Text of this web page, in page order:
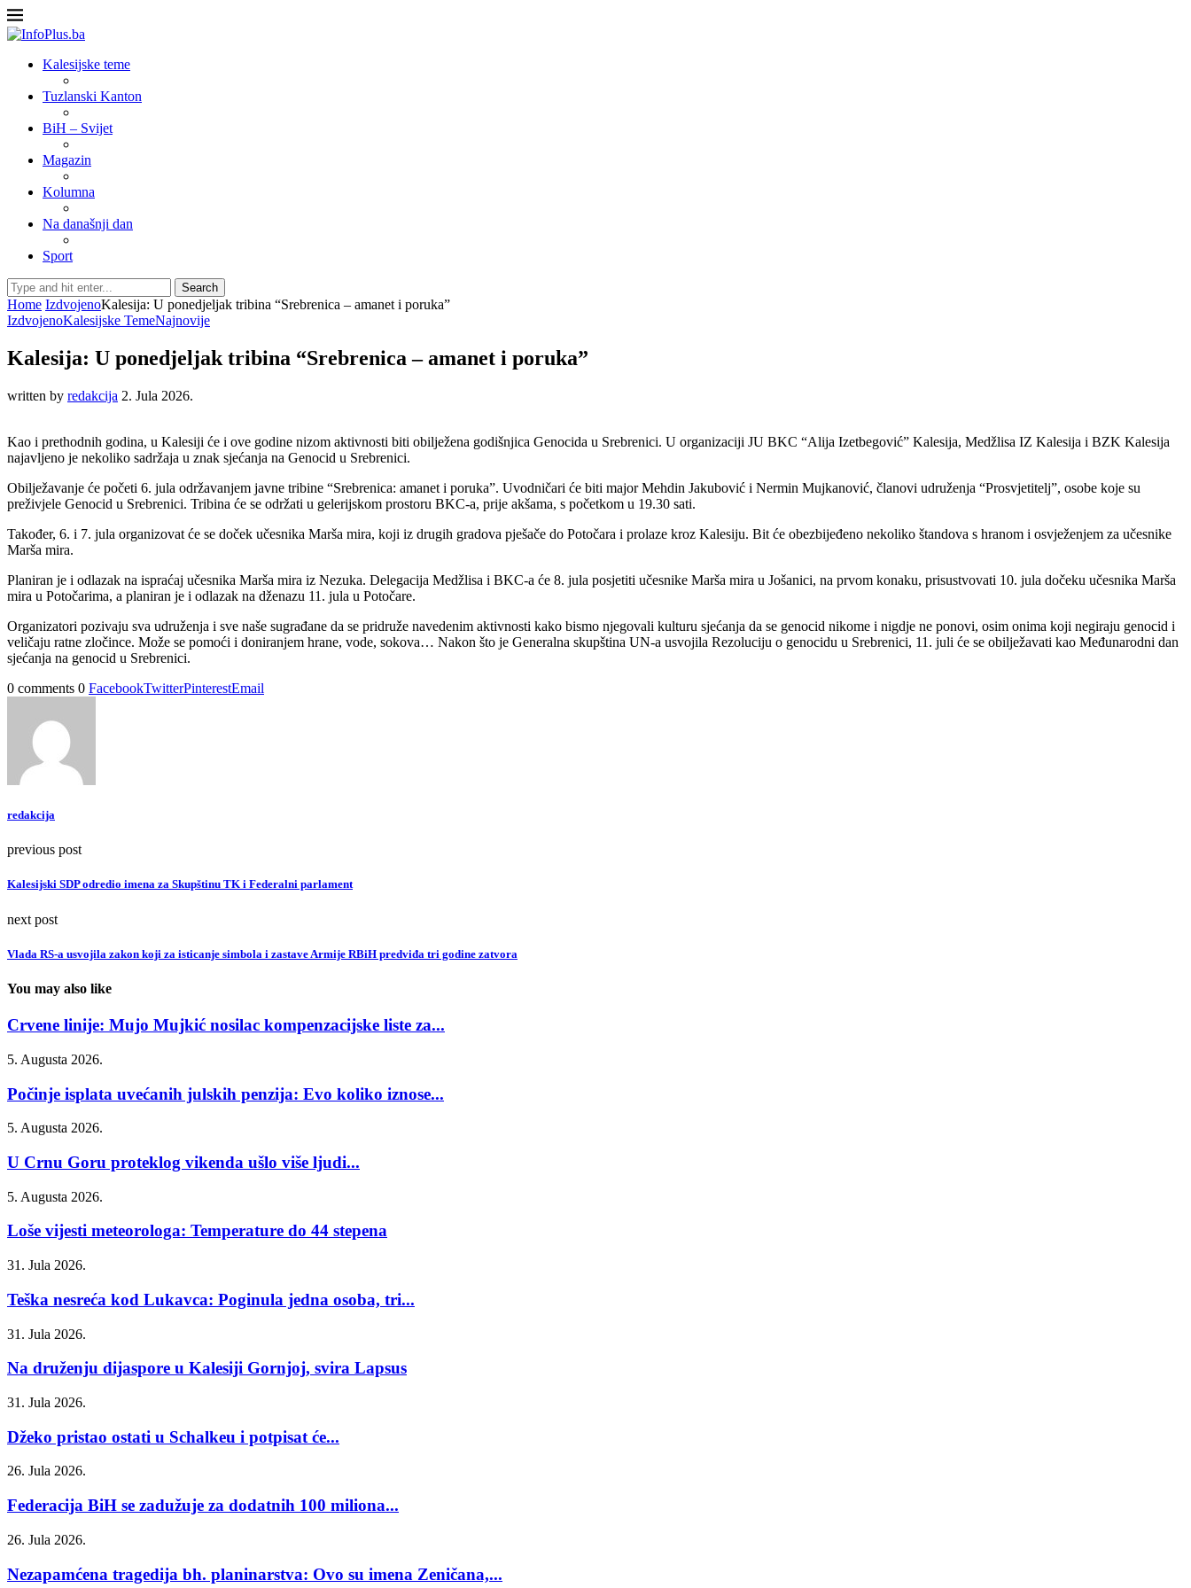
Kalesijske teme
Tuzlanski Kanton
BiH – Svijet
Magazin
Kolumna
Na današnji dan
Sport
Search
Home IzdvojenoKalesija: U ponedjeljak tribina “Srebrenica – amanet i poruka”
IzdvojenoKalesijske TemeNajnovije
Kalesija: U ponedjeljak tribina “Srebrenica – amanet i poruka”
written by redakcija 2. Jula 2026.
Kao i prethodnih godina, u Kalesiji će i ove godine nizom aktivnosti biti obilježena godišnjica Genocida u Srebrenici. U organizaciji JU BKC “Alija Izetbegović” Kalesija, Medžlisa IZ Kalesija i BZK Kalesija
najavljeno je nekoliko sadržaja u znak sjećanja na Genocid u Srebrenici.
Obilježavanje će početi 6. jula održavanjem javne tribine “Srebrenica: amanet i poruka”. Uvodničari će biti major Mehdin Jakubović i Nermin Mujkanović, članovi udruženja “Prosvjetitelj”, osobe koje su
preživjele Genocid u Srebrenici. Tribina će se održati u gelerijskom prostoru BKC-a, prije akšama, s početkom u 19.30 sati.
Također, 6. i 7. jula organizovat će se doček učesnika Marša mira, koji iz drugih gradova pješače do Potočara i prolaze kroz Kalesiju. Bit će obezbijeđeno nekoliko štandova s hranom i osvježenjem za učesnike
Marša mira.
Planiran je i odlazak na ispraćaj učesnika Marša mira iz Nezuka. Delegacija Medžlisa i BKC-a će 8. jula posjetiti učesnike Marša mira u Jošanici, na prvom konaku, prisustvovati 10. jula dočeku učesnika Marša
mira u Potočarima, a planiran je i odlazak na dženazu 11. jula u Potočare.
Organizatori pozivaju sva udruženja i sve naše sugrađane da se pridruže navedenim aktivnosti kako bismo njegovali kulturu sjećanja da se genocid nikome i nigdje ne ponovi, osim onima koji negiraju genocid i
veličaju ratne zločince. Može se pomoći i doniranjem hrane, vode, sokova… Nakon što je Generalna skupština UN-a usvojila Rezoluciju o genocidu u Srebrenici, 11. juli će se obilježavati kao Međunarodni dan
sjećanja na genocid u Srebrenici.
0 comments 0 FacebookTwitterPinterestEmail
redakcija
previous post
Kalesijski SDP odredio imena za Skupštinu TK i Federalni parlament
next post
Vlada RS-a usvojila zakon koji za isticanje simbola i zastave Armije RBiH predviđa tri godine zatvora
You may also like
Crvene linije: Mujo Mujkić nosilac kompenzacijske liste za...
5. Augusta 2026.
Počinje isplata uvećanih julskih penzija: Evo koliko iznose...
5. Augusta 2026.
U Crnu Goru proteklog vikenda ušlo više ljudi...
5. Augusta 2026.
Loše vijesti meteorologa: Temperature do 44 stepena
31. Jula 2026.
Teška nesreća kod Lukavca: Poginula jedna osoba, tri...
31. Jula 2026.
Na druženju dijaspore u Kalesiji Gornjoj, svira Lapsus
31. Jula 2026.
Džeko pristao ostati u Schalkeu i potpisat će...
26. Jula 2026.
Federacija BiH se zadužuje za dodatnih 100 miliona...
26. Jula 2026.
Nezapamćena tragedija bh. planinarstva: Ovo su imena Zeničana,...